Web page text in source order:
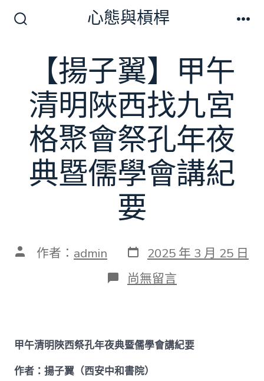
關
心態與槓桿
【揚子翼】甲午
清明陜西找九宮
格聚會祭孔年夜
典暨儒學會講紀
要
文 作者： admin 發
表
日
期
2025 年 3 月 25 日
在
〈【揚
午
清
陜
尚無留言
甲午清明陜西祭孔年夜典暨儒學會講紀要
作者：揚子翼（西安中和書院）